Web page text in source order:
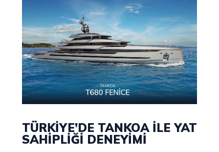
TÜRKIYE’DE TANKOA ILE YAT
SAHIPLIĞI DENEYIMI